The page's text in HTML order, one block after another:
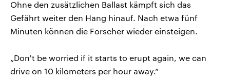
Ohne den zusätzlichen Ballast kämpft sich das
Gefährt weiter den Hang hinauf. Nach etwa fünf
Minuten können die Forscher wieder einsteigen.
„Don't be worried if it starts to erupt again, we can
drive on 10 kilometers per hour away.“